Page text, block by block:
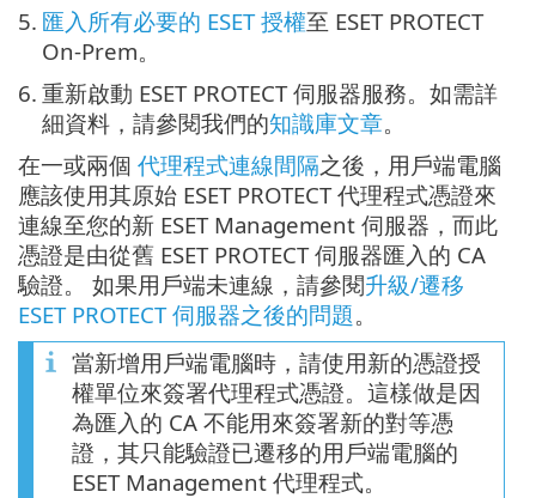
5. 匯入所有必要的 ESET 授權至 ESET PROTECT
On-Prem。
6. 重新啟動 ESET PROTECT 伺服器服務。如需詳
細資料，請參閱我們的知識庫文章。
在一或兩個 代理程式連線間隔之後，用戶端電腦
應該使用其原始 ESET PROTECT 代理程式憑證來
連線至您的新 ESET Management 伺服器，而此
憑證是由從舊 ESET PROTECT 伺服器匯入的 CA
驗證。 如果用戶端未連線，請參閱升級/遷移
ESET PROTECT 伺服器之後的問題。
當新增用戶端電腦時，請使用新的憑證授
權單位來簽署代理程式憑證。這樣做是因
為匯入的 CA 不能用來簽署新的對等憑
證，其只能驗證已遷移的用戶端電腦的
ESET Management 代理程式。